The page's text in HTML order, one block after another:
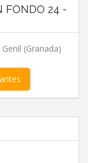
FONDO 24 -
(Granada)